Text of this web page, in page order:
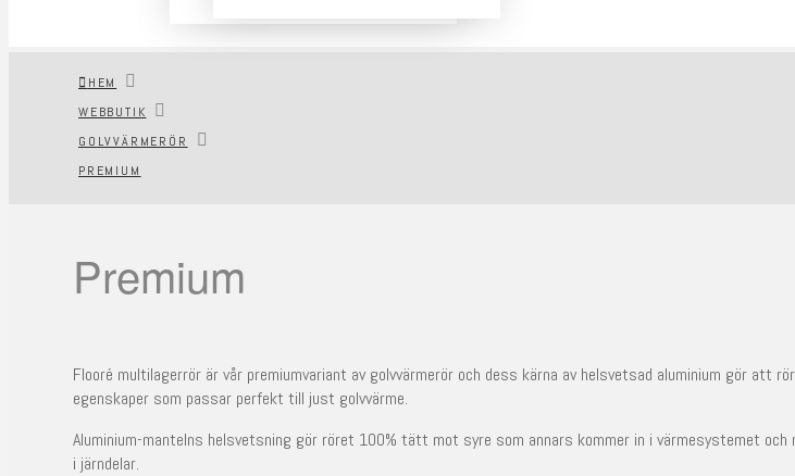
HEM
WEBBUTIK
GOLVVÄRMERÖR
PREMIUM
Premium
Flooré multilagerrör är vår premiumvariant av golvvärmerör och dess kärna av helsvetsad aluminium gör att
egenskaper som passar perfekt till just golvvärme.
Aluminium-mantelns helsvetsning gör röret 100% tätt mot syre som annars kommer in i värmesystemet
i järndelar.